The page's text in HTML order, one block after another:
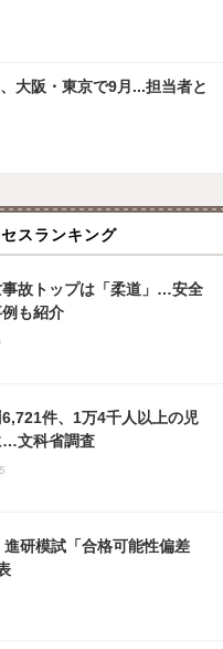
大阪・東京で9月...担当者と
スランキング
故トップは「柔道」…安全
も紹介
件、1万4千人以上の児
…文科省調査
研模試「合格可能性偏差